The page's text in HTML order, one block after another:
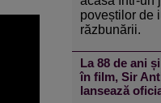
poveștilor de
răzbunării.
La 88 de ani
în film, Sir
lansează